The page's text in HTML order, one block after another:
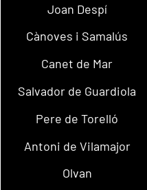
Joan Despí
Cànoves i Samalús
Canet de Mar
Salvador de Guardiola
Pere de Torelló
Antoni de Vilamajor
Olvan